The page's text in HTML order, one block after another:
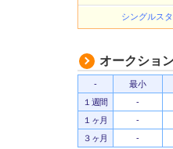
シングルス
オークショ
- 最小
１週間
-
１ヶ月
-
３ヶ月
-